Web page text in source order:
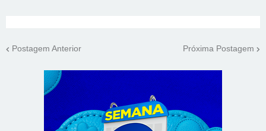
Postagem Anterior Próxima Postagem